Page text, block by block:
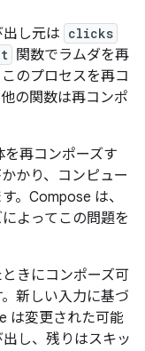
し元は clicks
関数でラムダを再
のプロセスを再コ
の関数は再コンポ
再コンポーズす
かり、コンピュー
。Compose は、
によってこの問題を
きにコンポーズ可
新しい入力に基づ
は変更された可能
し、残りはスキッ